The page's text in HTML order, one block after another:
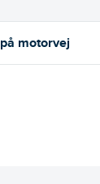
motorvej